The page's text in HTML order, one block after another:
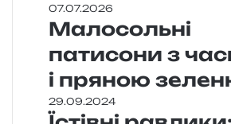
07.07.2026
Малосольні
патисони з
і пряною
29.09.2024